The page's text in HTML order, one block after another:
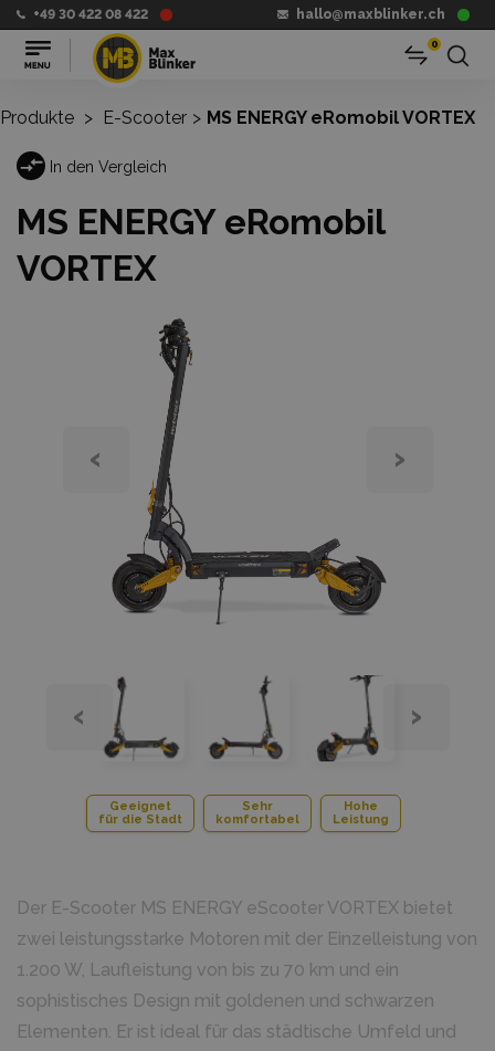
+49 30 422 08 422 hallo@maxblinker.ch
0
Produkte > E-Scooter > MS ENERGY eRomobil VORTEX
In den Vergleich
MS ENERGY eRomobil
VORTEX
‹ ›
‹ ›
Geeignet
für die Stadt
Sehr
komfortabel
Hohe
Leistung
Der E-Scooter MS ENERGY eScooter VORTEX bietet
zwei leistungsstarke Motoren mit der Einzelleistung von
1.200 W, Laufleistung von bis zu 70 km und ein
sophistisches Design mit goldenen und schwarzen
Elementen. Er ist ideal für das städtische Umfeld und